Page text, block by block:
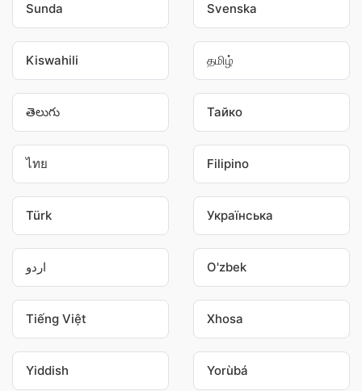
Sunda Svenska
Kiswahili தமிழ்
తెలుగు Тайко
ไทย Filipino
Türk Українська
اردو O'zbek
Tiếng Việt Xhosa
Yiddish Yorùbá